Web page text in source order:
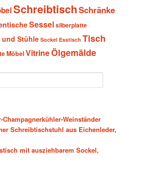
SchreibtischSchränke
Sesselsilberplatte
Stühle Sockel Esstisch Tisch
MöbelVitrineÖlgemälde
Weinständer
Schreibtischstuhl aus Eichenleder,
mit ausziehbarem Sockel,